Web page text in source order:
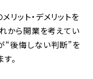
リット・デメリットを
から開業を考えてい
“後悔しない判断”を
。